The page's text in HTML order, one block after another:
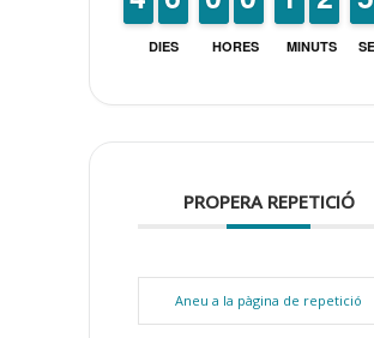
DIES HORES MINUTS
PROPERA REPETICIÓ
Aneu a la pàgina de repetició